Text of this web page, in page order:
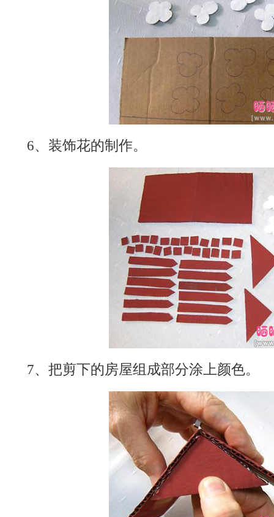
6、装饰花的制作。
7、把剪下的房屋组成部分涂上颜色。